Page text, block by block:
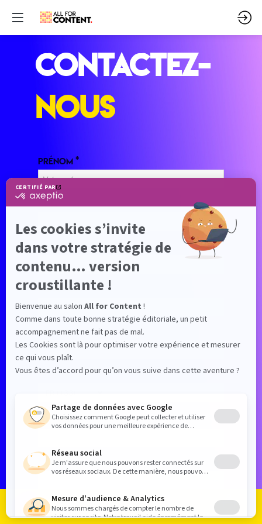
CONTACTEZ-
NOUS
Prénom *
Nom *
Société *
Fonction *
Email *
Téléphone *
Site web
Objet *
Message *
Je m'inscris Je me connecte Le programme Les exposants